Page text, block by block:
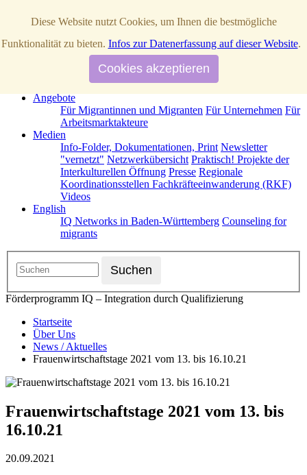
Über Uns
News / Aktuelles
IQ Netzwerke in Baden-Württemberg
Operative Partner Strategische Partner
Förderprogramm IQ Kontakt
Angebote
Für Migrantinnen und Migranten Für Unternehmen Für
Arbeitsmarktakteure
Medien
Info-Folder, Dokumentationen, Print Newsletter
"vernetzt" Netzwerkübersicht Praktisch! Projekte der
Interkulturellen Öffnung Presse Regionale
Koordinationsstellen Fachkräfteeinwanderung (RKF)
Videos
English
IQ Networks in Baden-Württemberg Counseling for
migrants
Förderprogramm IQ – Integration durch Qualifizierung
Startseite
Über Uns
News / Aktuelles
Frauenwirtschaftstage 2021 vom 13. bis 16.10.21
Frauenwirtschaftstage 2021 vom 13. bis
16.10.21
20.09.2021
Diese Website nutzt Cookies, um Ihnen die bestmögliche
Funktionalität zu bieten. Infos zur Datenerfassung auf dieser Website.
Cookies akzeptieren